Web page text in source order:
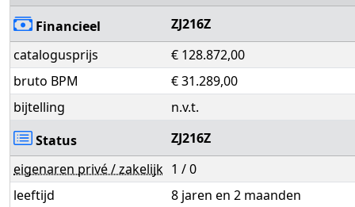
Financieel
ZJ216Z
catalogusprijs
€ 128.872,00
bruto BPM
€ 31.289,00
bijtelling
n.v.t.
Status
ZJ216Z
eigenaren privé / zakelijk 1 / 0
leeftijd
8 jaren en 2 maanden